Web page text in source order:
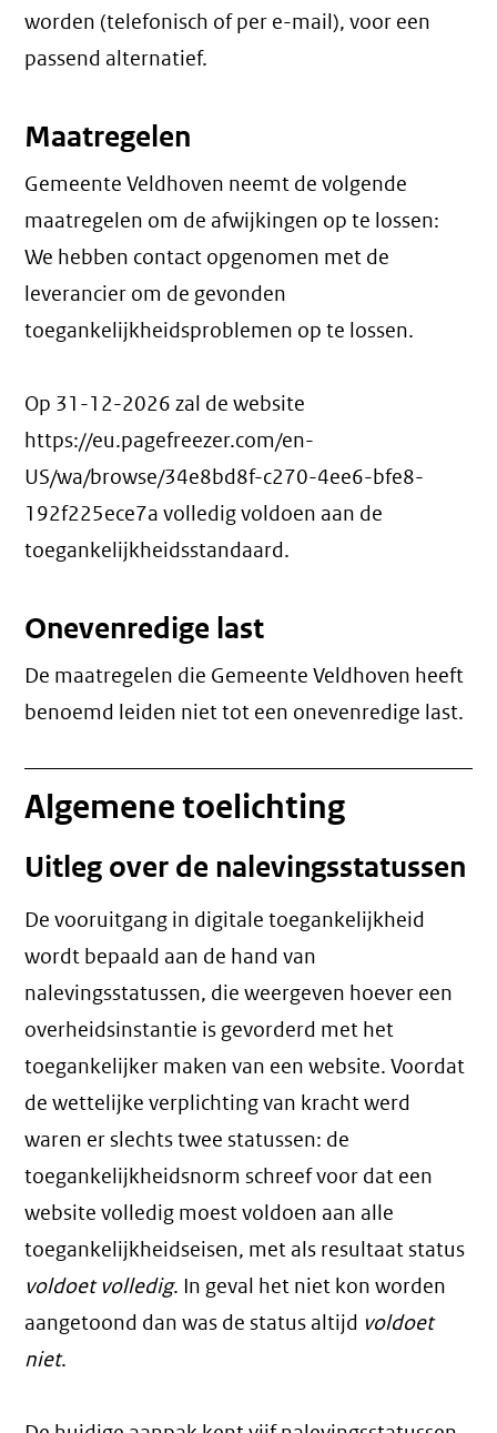
worden (telefonisch of per e-mail), voor een
passend alternatief.
Maatregelen
Gemeente Veldhoven neemt de volgende
maatregelen om de afwijkingen op te lossen:
We hebben contact opgenomen met de
leverancier om de gevonden
toegankelijkheidsproblemen op te lossen.
Op 31-12-2026 zal de website
https://eu.pagefreezer.com/en-
US/wa/browse/34e8bd8f-c270-4ee6-bfe8-
192f225ece7a volledig voldoen aan de
toegankelijkheidsstandaard.
Onevenredige last
De maatregelen die Gemeente Veldhoven heeft
benoemd leiden niet tot een onevenredige last.
Algemene toelichting
Uitleg over de nalevingsstatussen
De vooruitgang in digitale toegankelijkheid
wordt bepaald aan de hand van
nalevingsstatussen, die weergeven hoever een
overheidsinstantie is gevorderd met het
toegankelijker maken van een website. Voordat
de wettelijke verplichting van kracht werd
waren er slechts twee statussen: de
toegankelijkheidsnorm schreef voor dat een
website volledig moest voldoen aan alle
toegankelijkheidseisen, met als resultaat status
voldoet volledig. In geval het niet kon worden
aangetoond dan was de status altijd voldoet
niet.